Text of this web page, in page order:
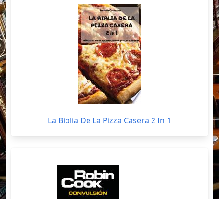
La Biblia De La Pizza Casera 2 In 1